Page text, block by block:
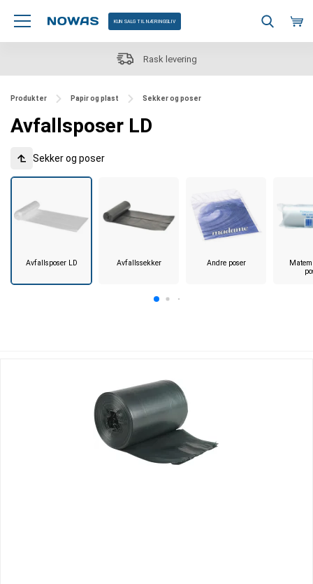
KUN SALG TIL NÆRINGSLIV
Produkter Papir og plast Sekker og poser
Avfallsposer LD
Sekker og poser
Avfallsposer LD Avfallssekker Andre poser